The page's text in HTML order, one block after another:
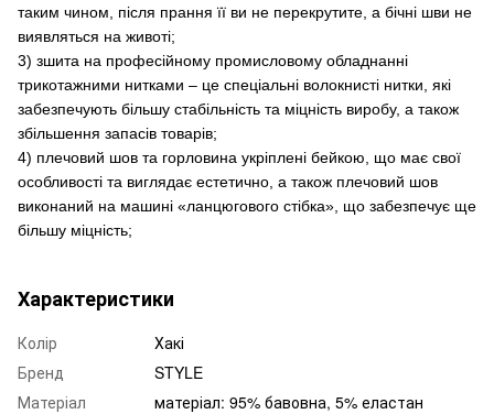
таким чином, після прання її ви не перекрутите, а бічні шви не
виявляться на животі;
3) зшита на професійному промисловому обладнанні
трикотажними нитками – це спеціальні волокнисті нитки, які
забезпечують більшу стабільність та міцність виробу, а також
збільшення запасів товарів;
4) плечовий шов та горловина укріплені бейкою, що має свої
особливості та виглядає естетично, а також плечовий шов
виконаний на машині «ланцюгового стібка», що забезпечує ще
більшу міцність;
Характеристики
Колір
Хакі
Бренд
STYLE
Матеріал
матеріал: 95% бавовна, 5% еластан